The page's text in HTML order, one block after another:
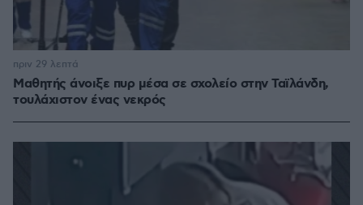
Μαθητής άνοιξε πυρ μέσα σε σχολείο στην Ταϊλάνδη,
τουλάχιστον ένας νεκρός
πριν 29 λεπτά